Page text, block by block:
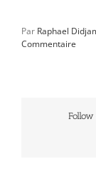
Par Raphael
Commentaire